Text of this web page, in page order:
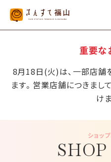
重要な
8月18日(火)は、一部店舗
ます。営業店舗につきまして
け
ショッ